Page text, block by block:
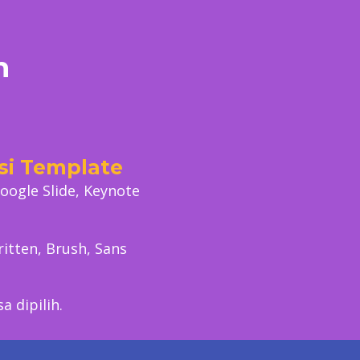
Template
Slide, Keynote
Brush, Sans
dipilih.